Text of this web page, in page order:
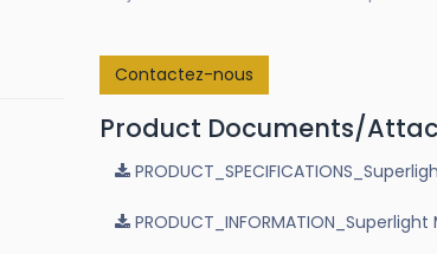
Contactez-nous
Product Documents/